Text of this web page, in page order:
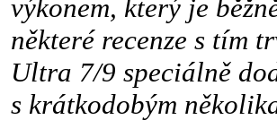
výkonem, který je
některé recenze s tím
Ultra 7/9 speciálně
s krátkodobým